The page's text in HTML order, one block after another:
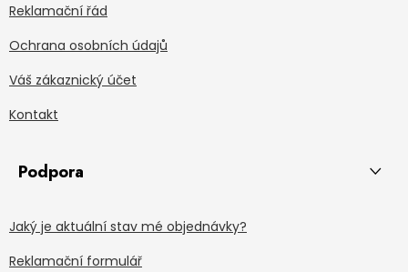
Reklamační řád
Ochrana osobních údajů
Váš zákaznický účet
Kontakt
Podpora
Jaký je aktuální stav mé objednávky?
Reklamační formulář